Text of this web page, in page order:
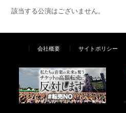
該当する公演はございません。
会社概要 サイトポリシー